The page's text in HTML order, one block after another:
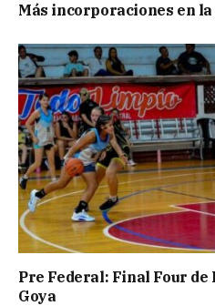
Más incorporaciones en
Pre Federal: Final Four
Goya